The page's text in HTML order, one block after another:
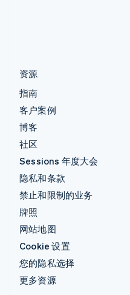
资源
指南
客户案例
博客
社区
Sessions 年度大会
隐私和条款
禁止和限制的业务
牌照
网站地图
Cookie 设置
您的隐私选择
更多资源